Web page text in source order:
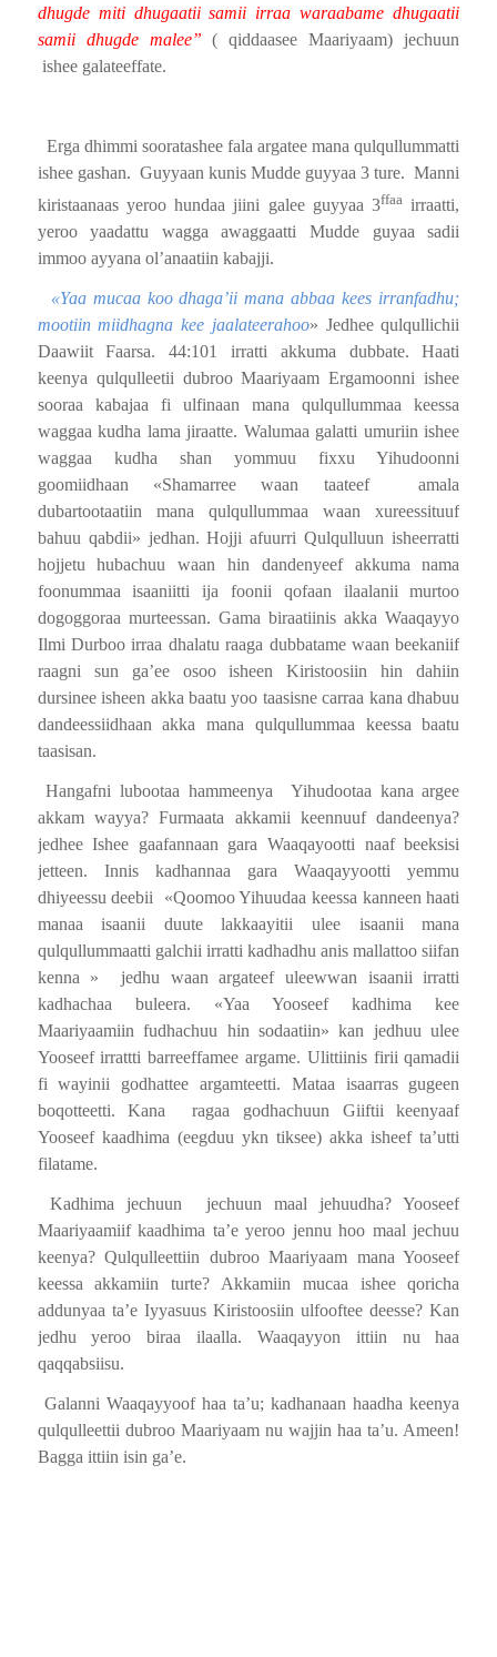
dhugde miti dhugaatii samii irraa waraabame dhugaatii
samii dhugde malee” ( qiddaasee Maariyaam) jechuun
ishee galateeffate.
Erga dhimmi sooratashee fala argatee mana qulqullummatti
ishee gashan. Guyyaan kunis Mudde guyyaa 3 ture. Manni
kiristaanaas yeroo hundaa jiini galee guyyaa 3ffaa irraatti,
yeroo yaadattu wagga awaggaatti Mudde guyaa sadii
immoo ayyana ol’anaatiin kabajji.
«Yaa mucaa koo dhaga’ii mana abbaa kees irranfadhu;
mootiin miidhagna kee jaalateerahoo» Jedhee qulqullichii
Daawiit Faarsa. 44:101 irratti akkuma dubbate. Haati
keenya qulqulleetii dubroo Maariyaam Ergamoonni ishee
sooraa kabajaa fi ulfinaan mana qulqullummaa keessa
waggaa kudha lama jiraatte. Walumaa galatti umuriin ishee
waggaa kudha shan yommuu fixxu Yihudoonni
goomiidhaan «Shamarree waan taateef
amala
dubartootaatiin mana qulqullummaa waan xureessituuf
bahuu qabdii» jedhan. Hojji afuurri Qulqulluun isheerratti
hojjetu hubachuu waan hin dandenyeef akkuma nama
foonummaa isaaniitti ija foonii qofaan ilaalanii murtoo
dogoggoraa murteessan. Gama biraatiinis akka Waaqayyo
Ilmi Durboo irraa dhalatu raaga dubbatame waan beekaniif
raagni sun ga’ee osoo isheen Kiristoosiin hin dahiin
dursinee isheen akka baatu yoo taasisne carraa kana dhabuu
dandeessiidhaan akka mana qulqullummaa keessa baatu
taasisan.
Hangafni lubootaa hammeenya
Yihudootaa kana argee
akkam wayya? Furmaata akkamii keennuuf dandeenya?
jedhee Ishee gaafannaan gara Waaqayootti naaf beeksisi
jetteen. Innis kadhannaa gara Waaqayyootti yemmu
dhiyeessu deebii
«Qoomoo Yihuudaa keessa kanneen haati
manaa isaanii duute lakkaayitii ulee isaanii mana
qulqullummaatti galchii irratti kadhadhu anis mallattoo siifan
kenna »
jedhu waan argateef uleewwan isaanii irratti
kadhachaa buleera. «Yaa Yooseef kadhima kee
Maariyaamiin fudhachuu hin sodaatiin» kan jedhuu ulee
Yooseef irrattti barreeffamee argame. Ulittiinis firii qamadii
fi wayinii godhattee argamteetti. Mataa isaarras gugeen
boqotteetti. Kana
ragaa godhachuun Giiftii keenyaaf
Yooseef kaadhima (eegduu ykn tiksee) akka isheef ta’utti
filatame.
Kadhima jechuun
jechuun maal jehuudha? Yooseef
Maariyaamiif kaadhima ta’e yeroo jennu hoo maal jechuu
keenya? Qulqulleettiin dubroo Maariyaam mana Yooseef
keessa akkamiin turte? Akkamiin mucaa ishee qoricha
addunyaa ta’e Iyyasuus Kiristoosiin ulfooftee deesse? Kan
jedhu yeroo biraa ilaalla. Waaqayyon ittiin nu haa
qaqqabsiisu.
Galanni Waaqayyoof haa ta’u; kadhanaan haadha keenya
qulqulleettii dubroo Maariyaam nu wajjin haa ta’u. Ameen!
Bagga ittiin isin ga’e.